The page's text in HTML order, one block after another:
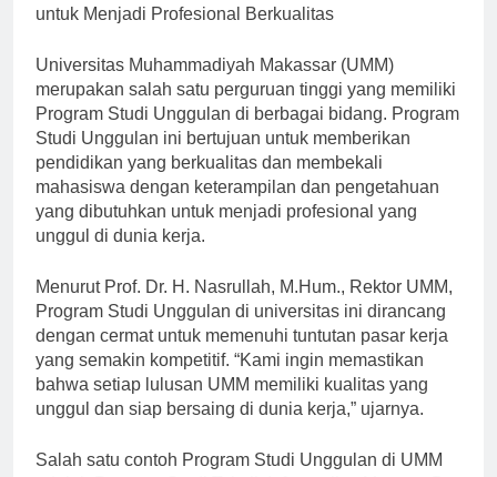
untuk Menjadi Profesional Berkualitas
Universitas Muhammadiyah Makassar (UMM)
merupakan salah satu perguruan tinggi yang memiliki
Program Studi Unggulan di berbagai bidang. Program
Studi Unggulan ini bertujuan untuk memberikan
pendidikan yang berkualitas dan membekali
mahasiswa dengan keterampilan dan pengetahuan
yang dibutuhkan untuk menjadi profesional yang
unggul di dunia kerja.
Menurut Prof. Dr. H. Nasrullah, M.Hum., Rektor UMM,
Program Studi Unggulan di universitas ini dirancang
dengan cermat untuk memenuhi tuntutan pasar kerja
yang semakin kompetitif. “Kami ingin memastikan
bahwa setiap lulusan UMM memiliki kualitas yang
unggul dan siap bersaing di dunia kerja,” ujarnya.
Salah satu contoh Program Studi Unggulan di UMM